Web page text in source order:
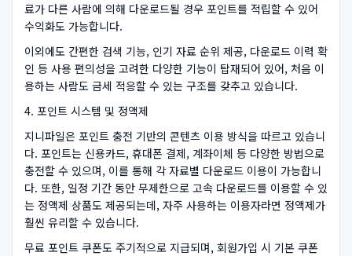
료가 다른 사람에 의해 다운로드될 경우 포인트를 적립할 수 있어
수익화도 가능합니다.
이외에도 간편한 검색 기능, 인기 자료 순위 제공, 다운로드 이력 확
인 등 사용 편의성을 고려한 다양한 기능이 탑재되어 있어, 처음 이
용하는 사람도 금세 적응할 수 있는 구조를 갖추고 있습니다.
4. 포인트 시스템 및 정액제
지니파일은 포인트 충전 기반의 콘텐츠 이용 방식을 따르고 있습니
다. 포인트는 신용카드, 휴대폰 결제, 계좌이체 등 다양한 방법으로
충전할 수 있으며, 이를 통해 각 자료별 다운로드 이용이 가능합니
다. 또한, 일정 기간 동안 무제한으로 고속 다운로드를 이용할 수 있
는 정액제 상품도 제공되는데, 자주 사용하는 이용자라면 정액제가
훨씬 유리할 수 있습니다.
무료 포인트 쿠폰도 주기적으로 지급되며, 회원가입 시 기본 쿠폰